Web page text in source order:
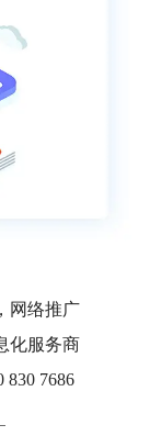
网络推广
化服务商
830 7686